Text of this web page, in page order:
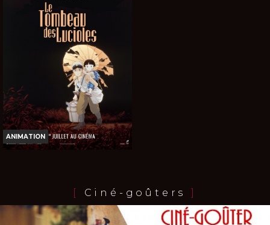
Horaires et Infos
Bande-annonce
Réservation
INT. -12ans
ANIMATION
Bande-annonce
[ Ciné-goûters]